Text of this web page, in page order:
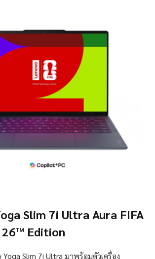
Slim 7i Ultra Aura FIFA
26™ Edition
Slim 7i Ultra มาพร้อมตัวเครื่อง